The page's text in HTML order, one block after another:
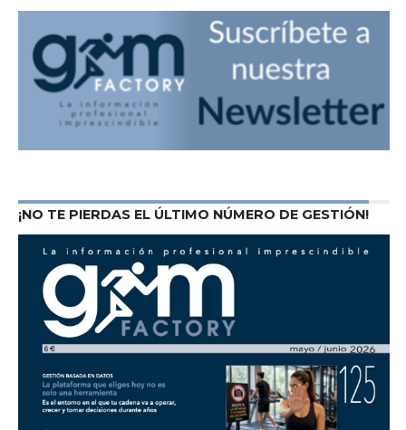
¡NO TE PIERDAS EL ÚLTIMO NÚMERO DE GESTIÓN!